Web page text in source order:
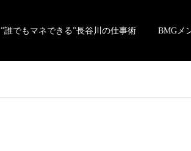
”誰でもマネできる”長谷川の仕事術 BMGメ